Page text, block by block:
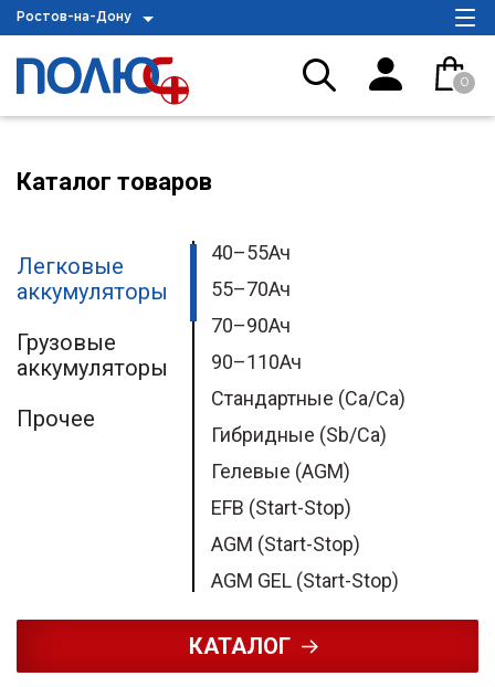
Ростов-на-Дону
0
Каталог товаров
Легковые
аккумуляторы
Грузовые
аккумуляторы
Прочее
40–55Ач
55–70Ач
70–90Ач
90–110Ач
Стандартные (Ca/Ca)
Гибридные (Sb/Ca)
Гелевые (AGM)
EFB (Start-Stop)
AGM (Start-Stop)
AGM GEL (Start-Stop)
КАТАЛОГ